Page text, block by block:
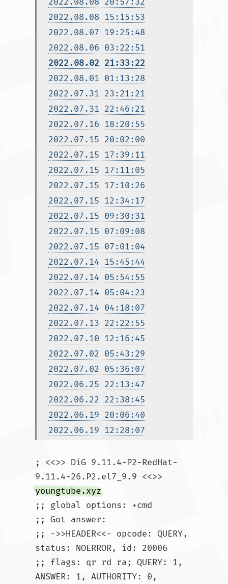
2022.08.08 15:15:53
2022.08.07 19:25:48
2022.08.06 03:22:51
2022.08.02 21:33:22
2022.08.01 01:13:28
2022.07.31 23:21:21
2022.07.31 22:46:21
2022.07.16 18:20:55
2022.07.15 20:02:00
2022.07.15 17:39:11
2022.07.15 17:11:05
2022.07.15 17:10:26
2022.07.15 12:34:17
2022.07.15 09:30:31
2022.07.15 07:09:08
2022.07.15 07:01:04
2022.07.14 15:45:44
2022.07.14 05:54:55
2022.07.14 05:04:23
2022.07.14 04:18:07
2022.07.13 22:22:55
2022.07.10 12:16:45
2022.07.02 05:43:29
2022.07.02 05:36:07
2022.06.25 22:13:47
2022.06.22 22:38:45
2022.06.19 20:06:40
2022.06.19 12:28:07
; <<>> DiG 9.11.4-P2-RedHat-
9.11.4-26.P2.el7_9.9 <<>>
youngtube.xyz
;; global options: +cmd
;; Got answer:
;; ->>HEADER<<- opcode: QUERY,
status: NOERROR, id: 20006
;; flags: qr rd ra; QUERY: 1,
ANSWER: 1, AUTHORITY: 0,